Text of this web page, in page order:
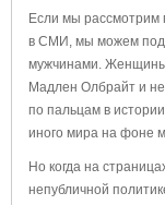
Если мы рассмотрим
в СМИ, мы можем
мужчинами.
Мадлен Олбрайт и
по пальцам в
иного мира на фоне
Но когда на
непубличной